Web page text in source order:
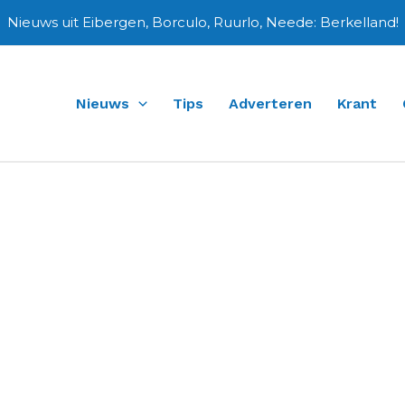
Nieuws uit Eibergen, Borculo, Ruurlo, Neede: Berkelland!
Nieuws Tips Adverteren Krant